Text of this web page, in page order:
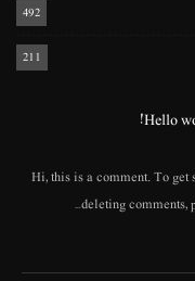
492
211
Hello
Hi, this is a comment. To get
deleting comments,